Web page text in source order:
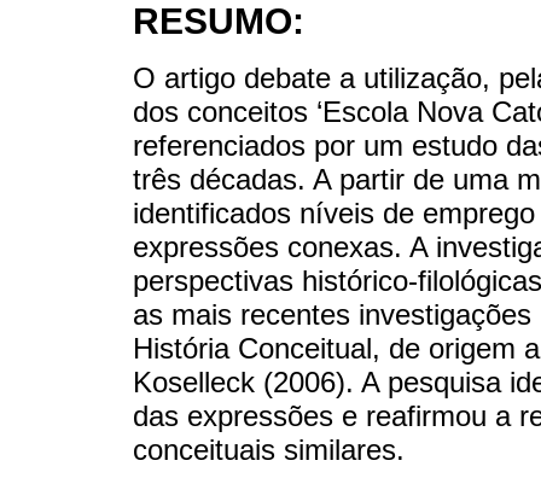
RESUMO:
O artigo debate a utilização,
dos conceitos ‘Escola Nova
referenciados por um estudo
três décadas. A partir de uma
identificados níveis de
expressões conexas. A
perspectivas histórico-
as mais recentes
História Conceitual, de origem
Koselleck (2006). A pesquisa
das expressões e reafirmou a
conceituais similares.